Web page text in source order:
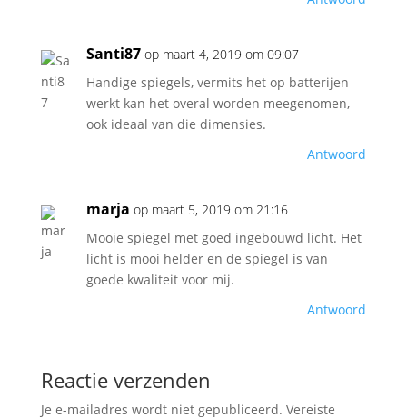
Santi87 op maart 4, 2019 om 09:07
Handige spiegels, vermits het op batterijen
werkt kan het overal worden meegenomen,
ook ideaal van die dimensies.
Antwoord
marja op maart 5, 2019 om 21:16
Mooie spiegel met goed ingebouwd licht. Het
licht is mooi helder en de spiegel is van
goede kwaliteit voor mij.
Antwoord
Reactie verzenden
Je e-mailadres wordt niet gepubliceerd. Vereiste